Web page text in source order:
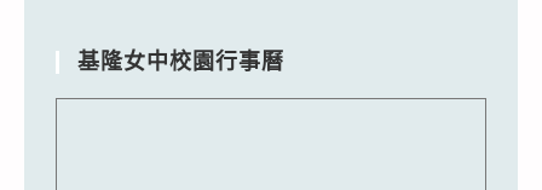
基隆女中校園行事曆